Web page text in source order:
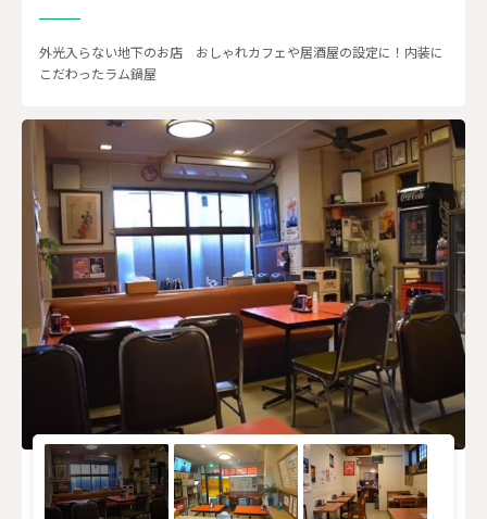
外光入らない地下のお店 おしゃれカフェや居酒屋の設定に！内装に
こだわったラム鍋屋